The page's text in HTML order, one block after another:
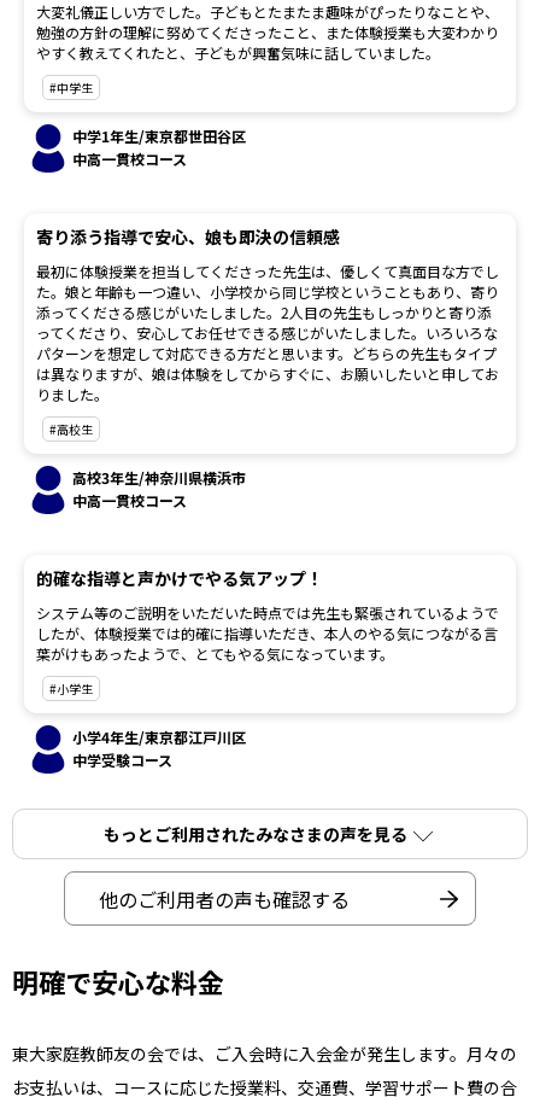
大変礼儀正しい方でした。子どもとたまたま趣味がぴったりなことや、
勉強の方針の理解に努めてくださったこと、また体験授業も大変わかり
やすく教えてくれたと、子どもが興奮気味に話していました。
#中学生
中学1年生/東京都世田谷区
中高一貫校コース
寄り添う指導で安心、娘も即決の信頼感
最初に体験授業を担当してくださった先生は、優しくて真面目な方でし
た。娘と年齢も一つ違い、小学校から同じ学校ということもあり、寄り
添ってくださる感じがいたしました。2人目の先生もしっかりと寄り添
ってくださり、安心してお任せできる感じがいたしました。いろいろな
パターンを想定して対応できる方だと思います。どちらの先生もタイプ
は異なりますが、娘は体験をしてからすぐに、お願いしたいと申してお
りました。
#高校生
高校3年生/神奈川県横浜市
中高一貫校コース
的確な指導と声かけでやる気アップ！
システム等のご説明をいただいた時点では先生も緊張されているようで
したが、体験授業では的確に指導いただき、本人のやる気につながる言
葉がけもあったようで、とてもやる気になっています。
#小学生
小学4年生/東京都江戸川区
中学受験コース
もっとご利用されたみなさまの声を見る
他のご利用者の声も確認する
明確で安心な料金
東大家庭教師友の会では、 ご入会時に入会金が発生します。月々の
お支払いは、コースに応じた授業料、交通費、学習サポート費の合